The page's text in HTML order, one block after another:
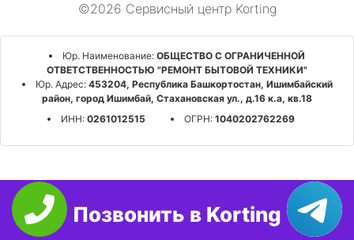
©2026 Сервисный центр Korting
Юр. Наименование: ОБЩЕСТВО С ОГРАНИЧЕННОЙ
ОТВЕТСТВЕННОСТЬЮ "РЕМОНТ БЫТОВОЙ ТЕХНИКИ"
Юр. Адрес:453204, Республика Башкортостан, Ишимбайский
район, город Ишимбай, Стахановская ул., д.16 к.а, кв.18
ИНН:0261012515 ОГРН:1040202762269
Позвонить в Korting